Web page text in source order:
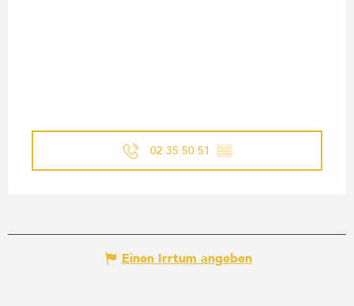
02 35 50 51 ▒▒
Einen Irrtum angeben